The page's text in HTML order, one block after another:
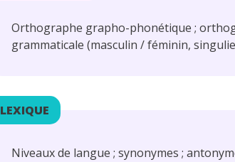
Orthographe grapho-phonétique ;
grammaticale (masculin / féminin,
LEXIQUE
Niveaux de langue ; synonymes ;